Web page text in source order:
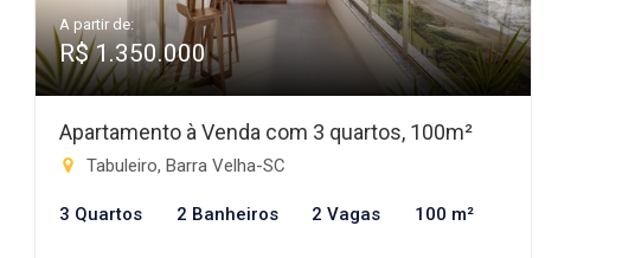
A partir de:
R$ 1.350.000
Apartamento à Venda com 3 quartos, 100m²
Tabuleiro, Barra Velha-SC
3 Quartos 2 Banheiros 2 Vagas 100 m²